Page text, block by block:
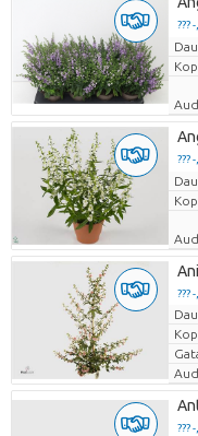
???
???
???
???